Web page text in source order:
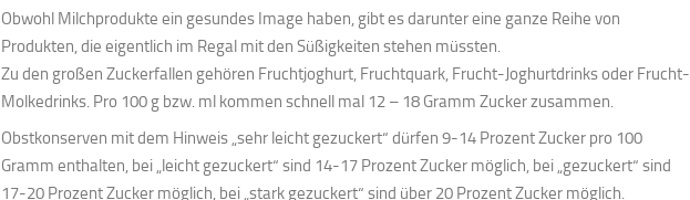
Obwohl Milchprodukte ein gesundes Image haben, gibt es darunter eine ganze Reihe von
Produkten, die eigentlich im Regal mit den Süßigkeiten stehen müssten.
Zu den großen Zuckerfallen gehören Fruchtjoghurt, Fruchtquark, Frucht-Joghurtdrinks oder Frucht-
Molkedrinks. Pro 100 g bzw. ml kommen schnell mal 12 – 18 Gramm Zucker zusammen.
Obstkonserven mit dem Hinweis „sehr leicht gezuckert“ dürfen 9-14 Prozent Zucker pro 100
Gramm enthalten, bei „leicht gezuckert“ sind 14-17 Prozent Zucker möglich, bei „gezuckert“ sind
17-20 Prozent Zucker möglich, bei „stark gezuckert“ sind über 20 Prozent Zucker möglich.